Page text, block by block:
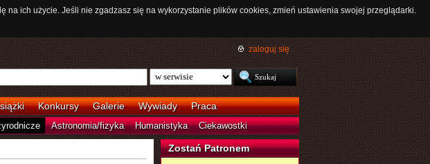
ich użycie. Jeśli nie zgadzasz się na wykorzystanie plików cookies, zmień ustawienia swojej przeglądarki.
zaloguj się
Konkursy Galerie Wywiady Praca
Astronomia/fizyka Humanistyka Ciekawostki
Zostań Patronem